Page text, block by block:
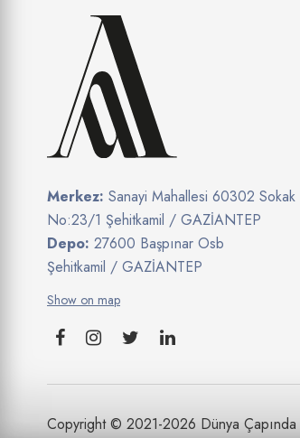
Fritolay
Fuse Tea
Gillette
Glaxosmithkline
Godiva
Haribo
Hayat Kimya
Heinz
Jacobs
Johnson Wax
Johnson&Johnson
Merkez: Sanayi Mahallesi 60302 Sokak
No:23/1 Şehitkamil / GAZİANTEP
Depo: 27600 Başpınar Osb
Şehitkamil / GAZİANTEP
Show on map
Copyright © 2021-2026 Dünya Çapında